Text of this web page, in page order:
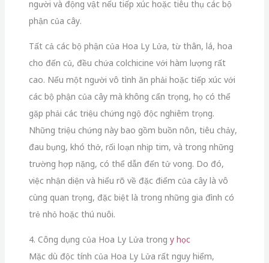
người và động vật nếu tiếp xúc hoặc tiêu thụ các bộ
phận của cây.
Tất cả các bộ phận của Hoa Ly Lửa, từ thân, lá, hoa
cho đến củ, đều chứa colchicine với hàm lượng rất
cao. Nếu một người vô tình ăn phải hoặc tiếp xúc với
các bộ phận của cây mà không cẩn trọng, họ có thể
gặp phải các triệu chứng ngộ độc nghiêm trọng.
Những triệu chứng này bao gồm buồn nôn, tiêu chảy,
đau bụng, khó thở, rối loạn nhịp tim, và trong những
trường hợp nặng, có thể dẫn đến tử vong. Do đó,
việc nhận diện và hiểu rõ về đặc điểm của cây là vô
cùng quan trọng, đặc biệt là trong những gia đình có
trẻ nhỏ hoặc thú nuôi.
4. Công dụng của Hoa Ly Lửa trong y học
Mặc dù độc tính của Hoa Ly Lửa rất nguy hiểm,